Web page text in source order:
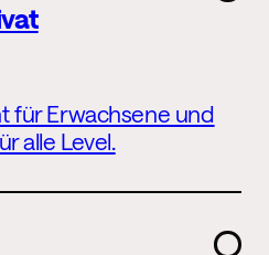
für Erwachsene und
alle Level.